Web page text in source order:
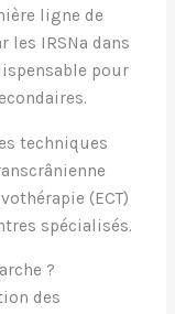
ligne de
les IRSNa dans
pour
techniques
(ECT)
spécialisés.
?
des